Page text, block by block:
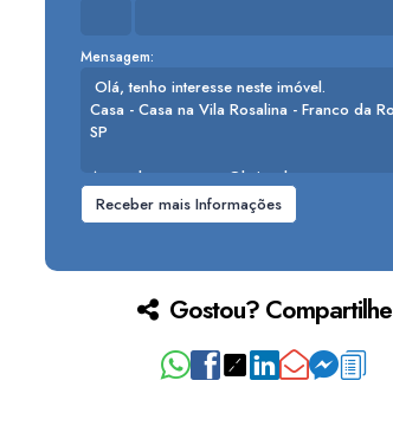
Mensagem:
Gostou? Compartilhe